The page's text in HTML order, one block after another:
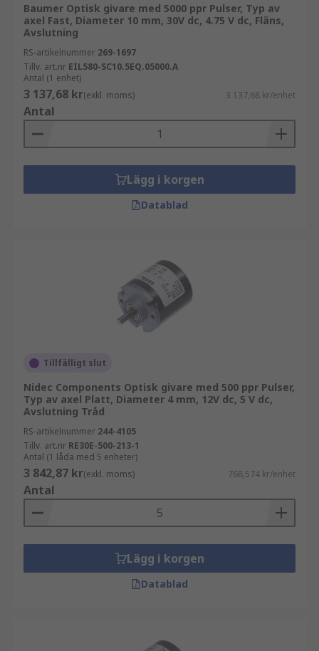
Baumer Optisk givare med 5000 ppr Pulser, Typ av
axel Fast, Diameter 10 mm, 30V dc, 4.75 V dc, Fläns,
Avslutning
RS-artikelnummer 269-1697
Tillv. art.nr EIL580-SC10.5EQ.05000.A
Antal (1 enhet)
3 137,68 kr(exkl. moms) 3 137,68 kr/enhet
Antal
Lägg i korgen
Datablad
Tillfälligt slut
Nidec Components Optisk givare med 500 ppr Pulser,
Typ av axel Platt, Diameter 4 mm, 12V dc, 5 V dc,
Avslutning Tråd
RS-artikelnummer 244-4105
Tillv. art.nr RE30E-500-213-1
Antal (1 låda med 5 enheter)
3 842,87 kr(exkl. moms) 768,574 kr/enhet
Antal
Lägg i korgen
Datablad